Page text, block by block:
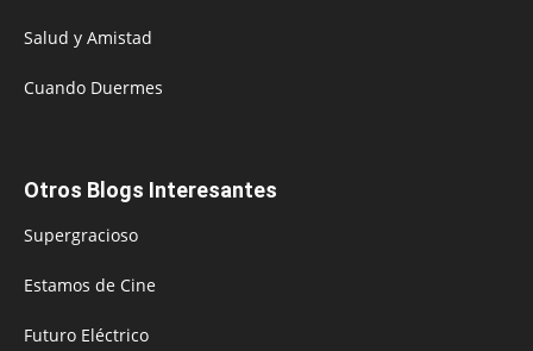
Salud y Amistad
Cuando Duermes
Otros Blogs Interesantes
Supergracioso
Estamos de Cine
Futuro Eléctrico